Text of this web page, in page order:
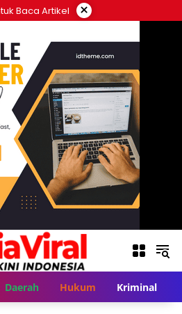
Baca Artikel ×
Daerah Hukum Kriminal